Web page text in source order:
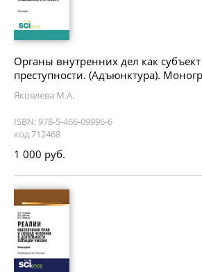
Органы внутренних дел как
преступности. (Адъюнктура).
Яковлева М.А.
ISBN: 978-5-466-09996-6
код 712468
1 000 руб.